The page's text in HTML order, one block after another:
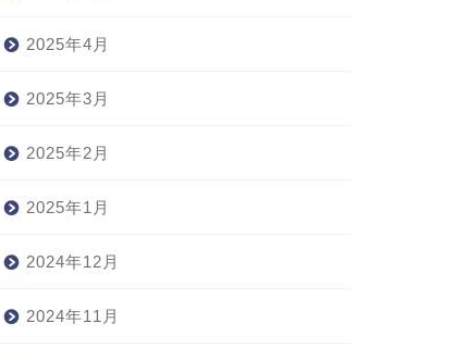
2025年4月
2025年3月
2025年2月
2025年1月
2024年12月
2024年11月